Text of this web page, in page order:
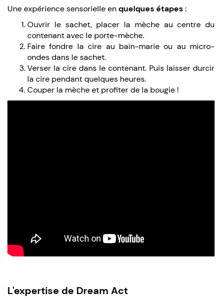
Une expérience sensorielle enquelques étapes :
Ouvrir le sachet, placer la mèche au centre du
contenant avec le porte-mèche.
Faire fondre la cire au bain-marie ou au micro-
ondes dans le sachet.
Verser la cire dans le contenant. Puis laisser durcir
la cire pendant quelques heures.
Couper la mèche et profiter de la bougie !
L'expertise de Dream Act